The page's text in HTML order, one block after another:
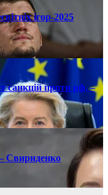
ігор-2025
санкцій проти рф, –
Свириденко